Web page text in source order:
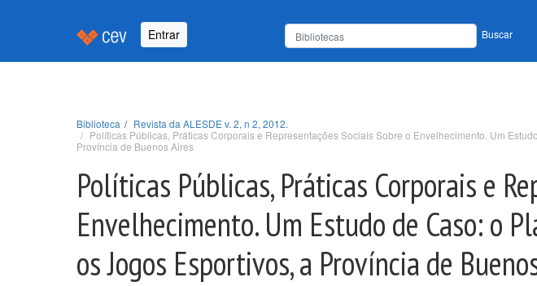
Entrar Buscar
Biblioteca
Revista da ALESDE v. 2, n 2, 2012.
Políticas Públicas, Práticas Corporais e Representações Sociais Sobre o Envelhecimento. Um
Província de Buenos Aires
Políticas Públicas, Práticas Corporais e
Envelhecimento. Um Estudo de Caso: o
os Jogos Esportivos, a Província de